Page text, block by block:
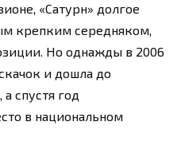
«Сатурн» долгое
крепким середняком,
Но однажды в 2006
и дошла до
спустя год
в национальном